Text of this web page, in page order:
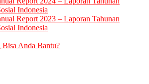
Indonesia
Report 2023 – Laporan Tahunan
Indonesia
Bisa Anda Bantu?